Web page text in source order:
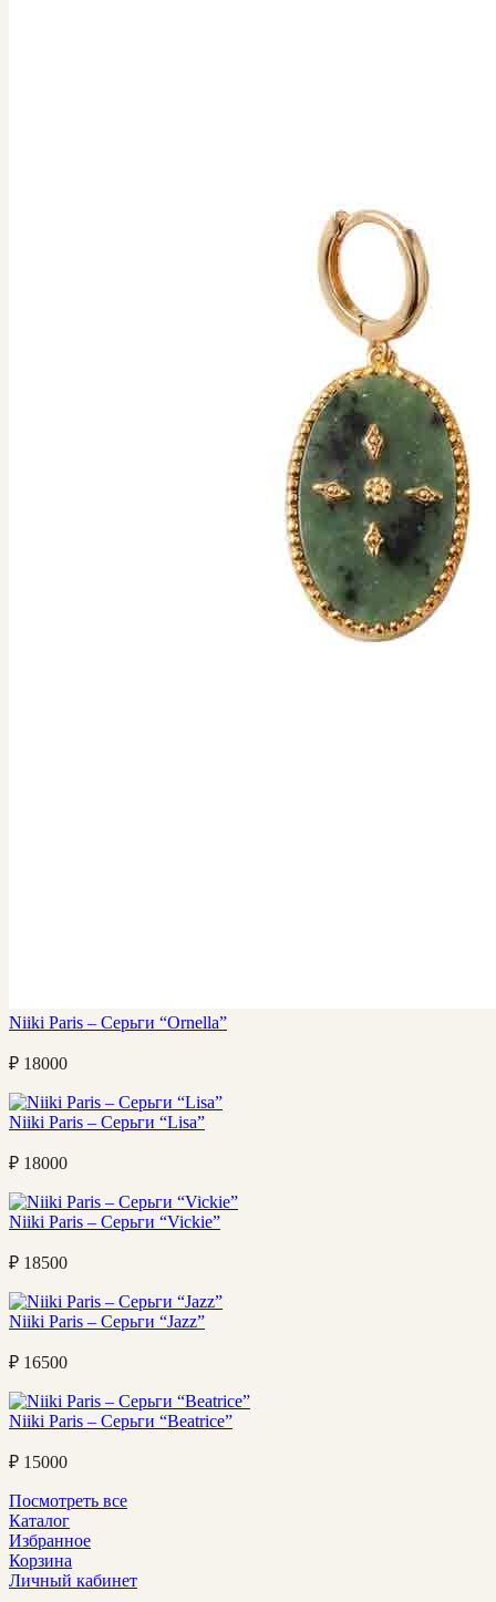
Niiki Paris – Серьги “Ornella”
₽ 18000
Niiki Paris – Серьги “Lisa”
₽ 18000
Niiki Paris – Серьги “Vickie”
₽ 18500
Niiki Paris – Серьги “Jazz”
₽ 16500
Niiki Paris – Серьги “Beatrice”
₽ 15000
Посмотреть все
Каталог
Избранное
Корзина
Личный кабинет